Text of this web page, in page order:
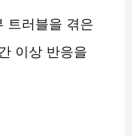
트러블을 겪은
이상 반응을